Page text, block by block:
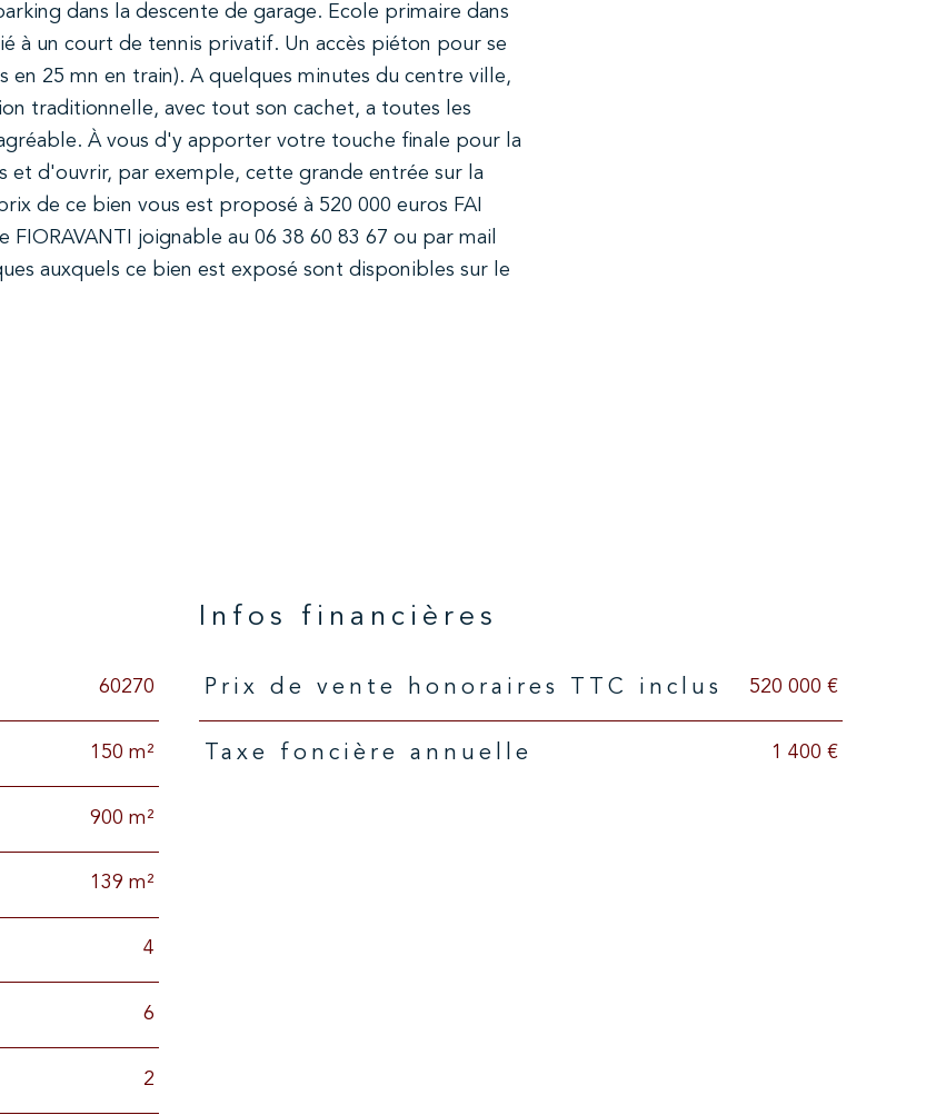
dans la descente de garage. Ecole primaire dans
à un court de tennis privatif. Un accès piéton pour se
en 25 mn en train). A quelques minutes du centre ville,
traditionnelle, avec tout son cachet, a toutes les
À vous d'y apporter votre touche finale pour la
et d'ouvrir, par exemple, cette grande entrée sur la
de ce bien vous est proposé à 520 000 euros FAI
joignable au 06 38 60 83 67 ou par mail
auxquels ce bien est exposé sont disponibles sur le
60270
150 m²
900 m²
139 m²
4
6
2
Infos financières
Caractéristiques Valeurs
Prix de vente honoraires TTC inclus 520 000 €
Taxe foncière annuelle 1 400 €